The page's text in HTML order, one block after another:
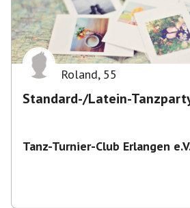
Roland, 55
Standard-/Latein-
Tanz-Turnier-Club Erlangen